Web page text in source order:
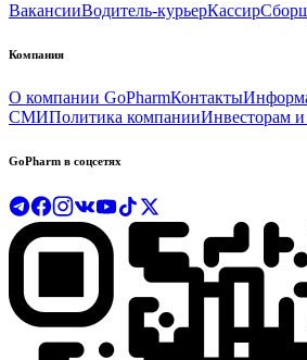
ВакансииВодитель-курьерКассир
Компания
О компании GoPharmКонтакты
СМИПолитика компанииИнвесторам
GoPharm в соцсетях